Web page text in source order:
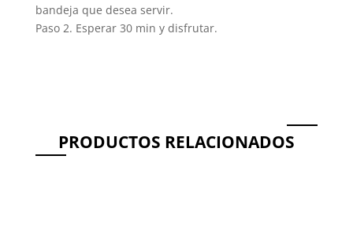
bandeja que desea servir.
Paso 2. Esperar 30 min y disfrutar.
PRODUCTOS RELACIONADOS